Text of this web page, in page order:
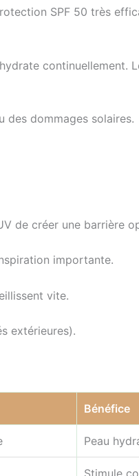
SPF 50 très
continuellement.
des dommages solaires.
de créer une barrière
importante.
vite.
extérieures).
Bénéfice
Peau